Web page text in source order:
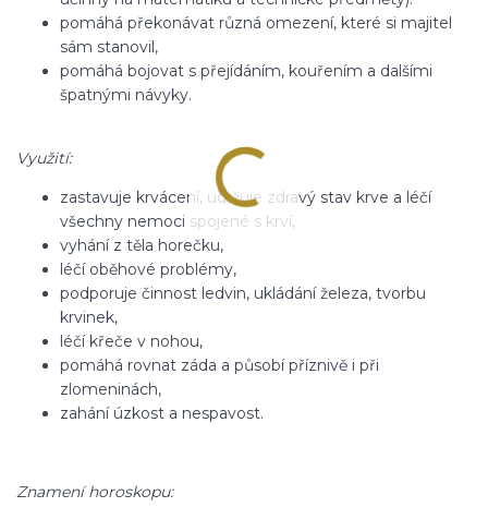
pomáhá překonávat různá omezení, které si majitel
sám stanovil,
pomáhá bojovat s přejídáním, kouřením a dalšími
špatnými návyky.
Využití:
zastavuje krvácení, udržuje zdravý stav krve a léčí
všechny nemoci spojené s krví,
vyhání z těla horečku,
léčí oběhové problémy,
podporuje činnost ledvin, ukládání železa, tvorbu
krvinek,
léčí křeče v nohou,
pomáhá rovnat záda a působí příznivě i při
zlomeninách,
zahání úzkost a nespavost.
Znamení horoskopu: